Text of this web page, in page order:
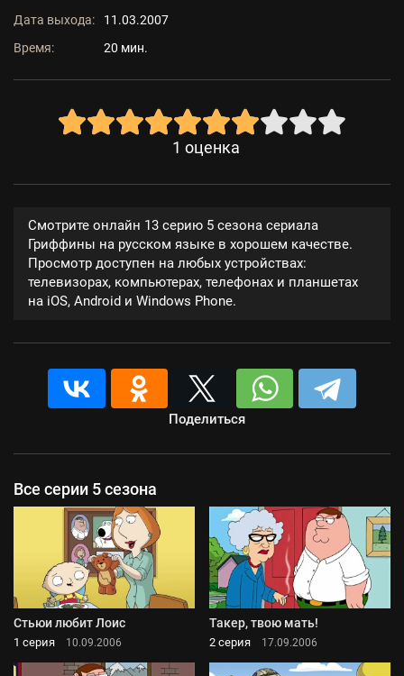
Дата выхода:
11.03.2007
Время:
20 мин.
1 оценка
Смотрите онлайн 13 серию 5 сезона сериала
Гриффины на русском языке в хорошем качестве.
Просмотр доступен на любых устройствах:
телевизорах, компьютерах, телефонах и планшетах
на iOS, Android и Windows Phone.
Поделиться
Все серии 5 сезона
Стьюи любит Лоис
1 серия 10.09.2006
Такер, твою мать!
2 серия 17.09.2006